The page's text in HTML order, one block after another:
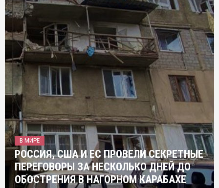
В МИРЕ
РОССИЯ, США И ЕС ПРОВЕЛИ СЕКРЕТНЫЕ
ПЕРЕГОВОРЫ ЗА НЕСКОЛЬКО ДНЕЙ ДО
ОБОСТРЕНИЯ В НАГОРНОМ КАРАБАХЕ